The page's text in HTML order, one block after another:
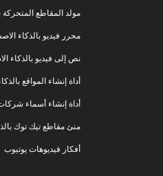
مولد المقاطع المتحركة
محرر فيديو بالذكاء
نص إلى فيديو بالذكاء
أداة إنشاء المواقع
أداة إنشاء أسماء
منئ مقاطع تيك توك
أفكار فيديوهات يوتيوب